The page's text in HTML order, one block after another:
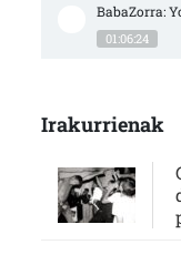
BabaZorra:
01:06:24
Irakurrienak